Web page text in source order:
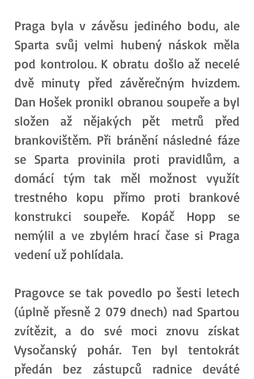
Praga byla v závěsu jediného bodu, ale
Sparta svůj velmi hubený náskok měla
pod kontrolou. K obratu došlo až necelé
dvě minuty před závěrečným hvizdem.
Dan Hošek pronikl obranou soupeře a byl
složen až nějakých pět metrů před
brankovištěm. Při bránění následné fáze
se Sparta provinila proti pravidlům, a
domácí tým tak měl možnost využít
trestného kopu přímo proti brankové
konstrukci soupeře. Kopáč Hopp se
nemýlil a ve zbylém hrací čase si Praga
vedení už pohlídala.
Pragovce se tak povedlo po šesti letech
(úplně přesně 2 079 dnech) nad Spartou
zvítězit, a do své moci znovu získat
Vysočanský pohár. Ten byl tentokrát
předán bez zástupců radnice deváté